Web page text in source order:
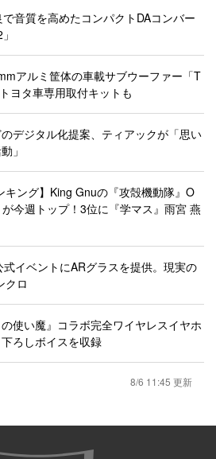
音質を高めたコンパクトDAコンバー
アルミ筐体の車載サブウーファー「T
ヨタ車専用取付キットも
デジタル化提案、ティアックが「思い
」
キング】King Gnuの『攻殻機動隊』O
今週トップ！3位に『学マス』雨宮 燕
イベントにARグラスを提供。現実の
クロ
使い魔』コラボ完全ワイヤレスイヤホ
ろしボイスを収録
8/6 11:45 更新